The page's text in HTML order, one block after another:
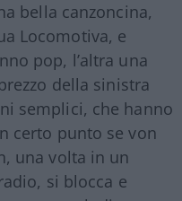
bella canzoncina,
Locomotiva, e
pop, l’altra una
della sinistra
semplici, che hanno
certo punto se von
una volta in un
si blocca e